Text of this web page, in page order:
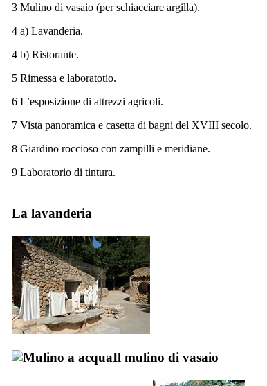
3 Mulino di vasaio (per schiacciare argilla).
4 a) Lavanderia.
4 b) Ristorante.
5 Rimessa e laboratotio.
6 L’esposizione di attrezzi agricoli.
7 Vista panoramica e casetta di bagni del XVIII secolo.
8 Giardino roccioso con zampilli e meridiane.
9 Laboratorio di tintura.
La lavanderia
Il mulino di vasaio